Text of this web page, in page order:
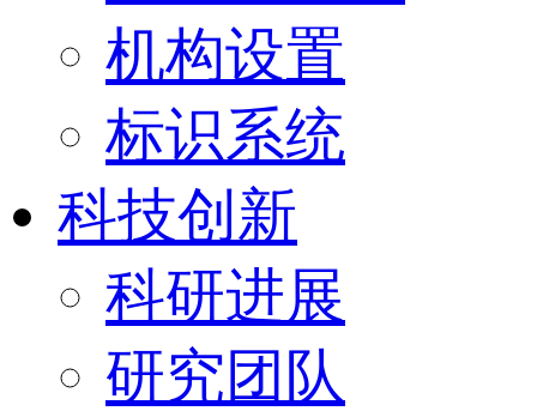
机构设置
标识系统
科技创新
科研进展
研究团队